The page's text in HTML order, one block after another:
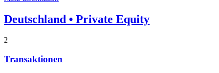
Deutschland • Private Equity
2
Transaktionen